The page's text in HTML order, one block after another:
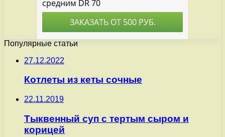
Популярные статьи
27.12.2022
Котлеты из кеты сочные
22.11.2019
Тыквенный суп с тертым сыром и
корицей